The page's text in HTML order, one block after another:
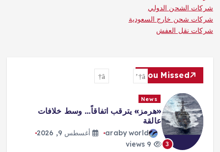
شركات الشحن الدولي
شركات شحن خارج السعودية
شركات نقل العفش
You Missed
3
News
«هرمز» يترقب اتفاقاً… وسط خلافات
عالقة
araby world
أغسطس 9, 2026